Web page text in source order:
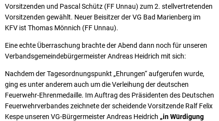
Vorsitzenden und Pascal Schütz (FF Unnau) zum 2. stellvertretenden
Vorsitzenden gewählt. Neuer Beisitzer der VG Bad Marienberg im
KFV ist Thomas Mönnich (FF Unnau).
Eine echte Überraschung brachte der Abend dann noch für unseren
Verbandsgemeindebürgermeister Andreas Heidrich mit sich:
Nachdem der Tagesordnungspunkt „Ehrungen“ aufgerufen wurde,
ging es unter anderem auch um die Verleihung der deutschen
Feuerwehr-Ehrenmedaille. Im Auftrag des Präsidenten des Deutschen
Feuerwehrverbandes zeichnete der scheidende Vorsitzende Ralf Felix
Kespe unseren VG-Bürgermeister Andreas Heidrich „in Würdigung